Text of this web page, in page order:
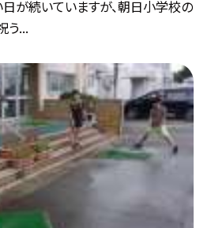
が続いていますが、朝日小学校の
う...